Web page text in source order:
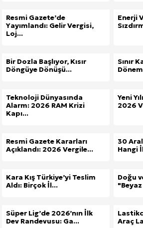
Resmi Gazete’de
Yayımlandı: Gelir Vergisi,
Loj...
Enerji
Bir Dozla Başlıyor, Kısır
Döngüye Dönüşü...
Sınır
Teknoloji Dünyasında
Alarm: 2026 RAM Krizi
Kapı...
Yeni
2026
Resmi Gazete Kararları
Açıklandı: 2026 Vergile...
30
Hangi
Kara Kış Türkiye’yi Teslim
Aldı: Birçok İl...
Doğu
Süper Lig’de 2026’nın İlk
Dev Randevusu: Ga...
Araç
Kuzu Fileto Seçimi ve Pişirme